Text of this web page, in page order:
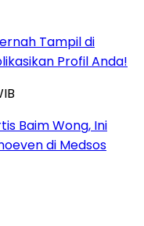
Tampil di
Profil Anda!
Baim Wong, Ini
di Medsos